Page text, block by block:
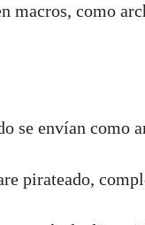
macros, como
se envían como
pirateado,